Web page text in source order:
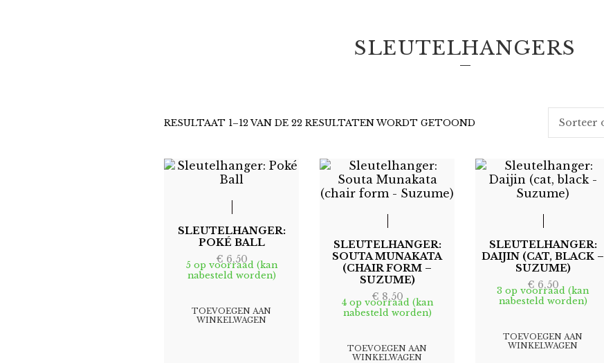
SLEUTELHANGERS
RESULTAAT 1–12 VAN DE 22 RESULTATEN WORDT GETOONDGESORTEERD
SLEUTELHANGER:
POKÉ BALL
€ 6,50
5 op voorraad (kan
nabesteld worden)
TOEVOEGEN AAN
WINKELWAGEN
SLEUTELHANGER:
SOUTA MUNAKATA
(CHAIR FORM –
SUZUME)
€ 8,50
4 op voorraad (kan
nabesteld worden)
TOEVOEGEN AAN
WINKELWAGEN
SLEUTELHANGER:
DAIJIN (CAT, BLACK –
SUZUME)
€ 6,50
3 op voorraad (kan
nabesteld worden)
TOEVOEGEN AAN
WINKELWAGEN